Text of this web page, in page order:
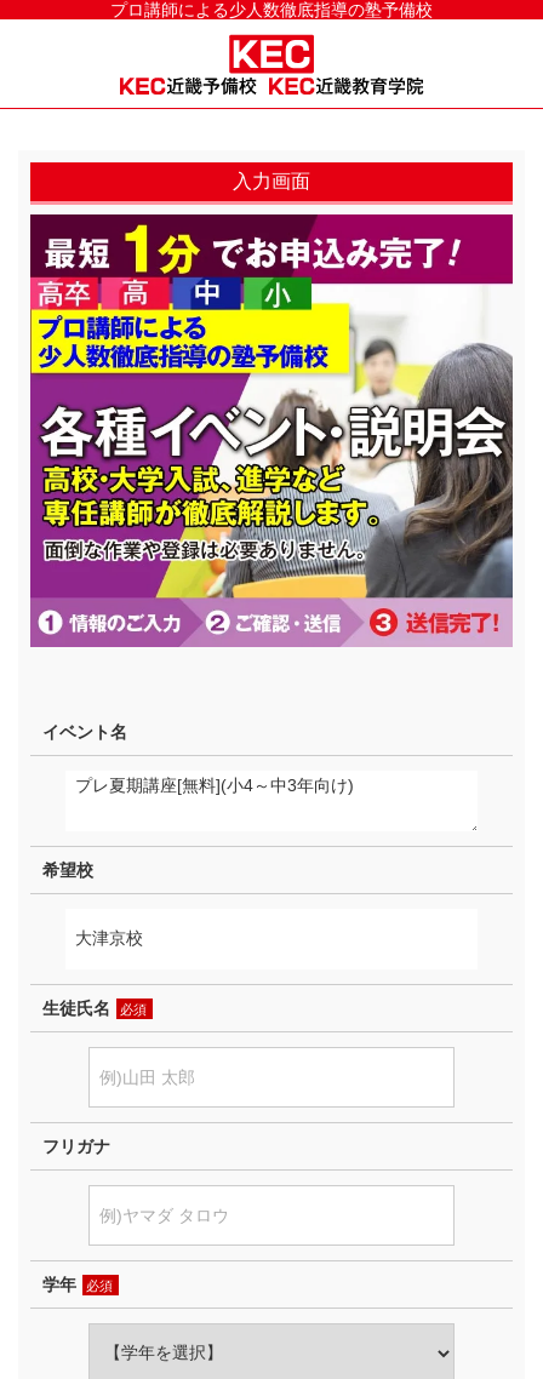
プロ講師による少人数徹底指導の塾予備校
入力画面
イベント名
希望校
生徒氏名 必須
フリガナ
学年 必須